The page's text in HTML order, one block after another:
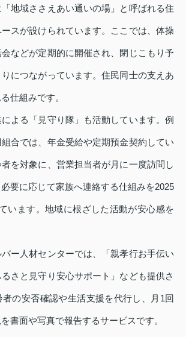
地域ささえあい通いの場」と呼ばれる住
スが設けられています。ここでは、体操
などが定期的に開催され、閉じこもり予
につながっています。住民同士の支えあ
仕組みです。
よる「見守り隊」も活動しています。例
合では、年金受給や定期預金契約してい
を対象に、営業担当者が月に一度訪問し
要に応じて家族へ連絡する仕組みを2025
います。地域に根ざした活動が安心感を
ー人材センターでは、「親孝行お手伝い
さと見守り安心サポート」なども提供さ
の安否確認や生活支援を代行し、月1回
書面や写真で報告するサービスです。